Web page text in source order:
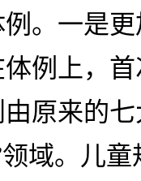
例。一是
例上，
原来的
域。儿